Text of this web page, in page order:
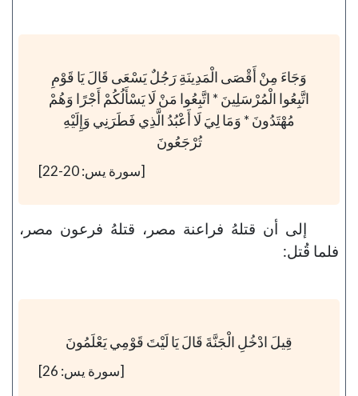
وَجَاءَ مِنْ أَقْصَى الْمَدِينَةِ رَجُلٌ يَسْعَى قَالَ يَا قَوْمِ
اتَّبِعُوا الْمُرْسَلِينَ * اتَّبِعُوا مَنْ لَا يَسْأَلُكُمْ أَجْرًا وَهُمْ
مُهْتَدُونَ * وَمَا لِيَ لَا أَعْبُدُ الَّذِي فَطَرَنِي وَإِلَيْهِ
تُرْجَعُونَ
[سورة يس: 20-22]
إلى أن قتلهُ فراعنة مصر، قتلهُ فرعون مصر،
فلما قُتل:
قِيلَ ادْخُلِ الْجَنَّةَ قَالَ يَا لَيْتَ قَوْمِي يَعْلَمُونَ
[سورة يس: 26]